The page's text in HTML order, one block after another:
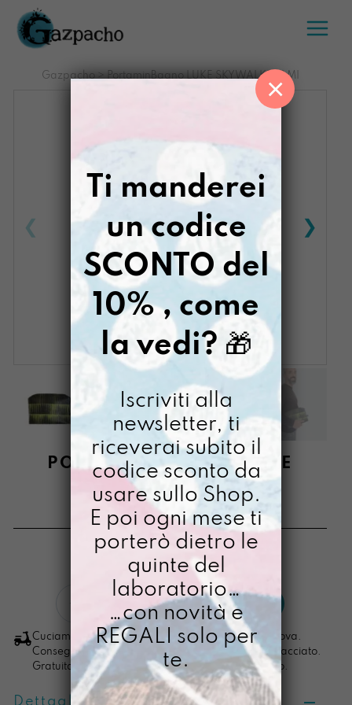
Salta
contenuto
Gazpacho> PortaminBagno LUKE SKYWALKERAMI
PORTAMINBAGNO LUKE
SKYWALKERAMI
€48,00
[ Beauty: 24 x 17,5 x 9,5 cm ]
PortaminBagno
SKYWALKERAMI
quantità
LO VOGLIO
Cuciamo ogni ordine nel nostro laboratorio di Padova.
Consegna in 4/5 giorni lavorativi, pacco sempre tracciato.
Gratuita per ordini di importo superiore ai 100 euro.
Dettagli prodotto
Ti manderei
un codice
SCONTO del
10% , come
la vedi? 🎁
Iscriviti alla
newsletter, ti
riceverai subito il
codice sconto da
usare sullo Shop.
E poi ogni mese ti
porterò dietro le
quinte del
laboratorio…
…con novità e
REGALI solo per
te.
×